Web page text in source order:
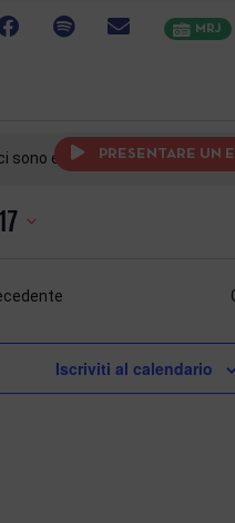
MRJ
sono eventi previsti.PRESENTARE UN
Iscriviti al calendario